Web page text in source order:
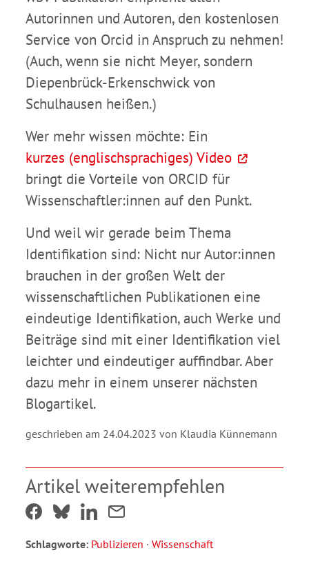
Autorinnen und Autoren, den kostenlosen
Service von Orcid in Anspruch zu nehmen!
(Auch, wenn sie nicht Meyer, sondern
Diepenbrück-Erkenschwick von
Schulhausen heißen.)
Wer mehr wissen möchte: Ein
kurzes (englischsprachiges) Video
bringt die Vorteile von ORCID für
Wissenschaftler:innen auf den Punkt.
Und weil wir gerade beim Thema
Identifikation sind: Nicht nur Autor:innen
brauchen in der großen Welt der
wissenschaftlichen Publikationen eine
eindeutige Identifikation, auch Werke und
Beiträge sind mit einer Identifikation viel
leichter und eindeutiger auffindbar. Aber
dazu mehr in einem unserer nächsten
Blogartikel.
geschrieben am 24.04.2023 von Klaudia Künnemann
Artikel weiterempfehlen
Schlagworte: Publizieren · Wissenschaft